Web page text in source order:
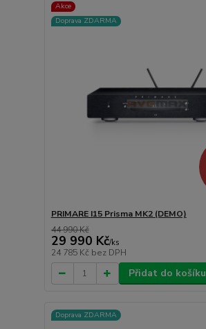
Akce
Doprava ZDARMA
PRIMARE I15 Prisma MK2 (DEMO)
44 990 Kč
29 990 Kč/ks
24 785 Kč bez DPH
Přidat do košíku
Doprava ZDARMA